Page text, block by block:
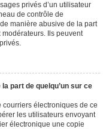
privés d’un utilisateur
de contrôle de
manière abusive de la part
modérateurs. Ils peuvent
part de quelqu’un sur ce
courriers électroniques de ce
les utilisateurs envoyant
électronique une copie